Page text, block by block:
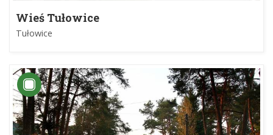
Wieś Tułowice
Tułowice